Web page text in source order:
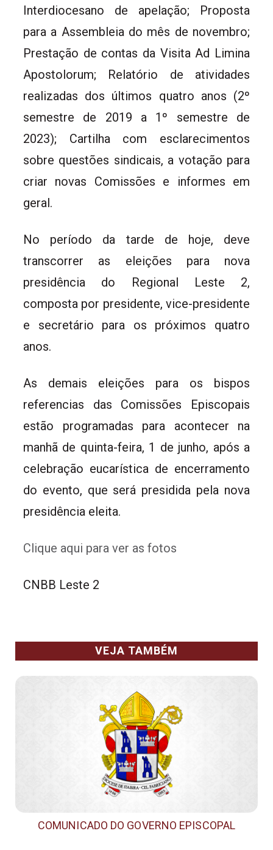
Interdiocesano de apelação; Proposta
para a Assembleia do mês de novembro;
Prestação de contas da Visita Ad Limina
Apostolorum; Relatório de atividades
realizadas dos últimos quatro anos (2º
semestre de 2019 a 1º semestre de
2023); Cartilha com esclarecimentos
sobre questões sindicais, a votação para
criar novas Comissões e informes em
geral.
No período da tarde de hoje, deve
transcorrer as eleições para nova
presidência do Regional Leste 2,
composta por presidente, vice-presidente
e secretário para os próximos quatro
anos.
As demais eleições para os bispos
referencias das Comissões Episcopais
estão programadas para acontecer na
manhã de quinta-feira, 1 de junho, após a
celebração eucarística de encerramento
do evento, que será presidida pela nova
presidência eleita.
Clique aqui para ver as fotos
CNBB Leste 2
VEJA TAMBÉM
COMUNICADO DO GOVERNO EPISCOPAL